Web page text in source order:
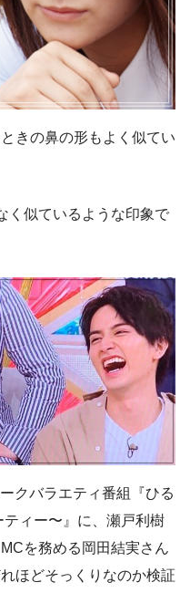
きの鼻の形もよく似てい
く似ている ような印象で
クバラエティ番組『ひる
ィー〜』に、瀬戸利樹
を務める岡田結実さん
ほどそっくりなのか検証